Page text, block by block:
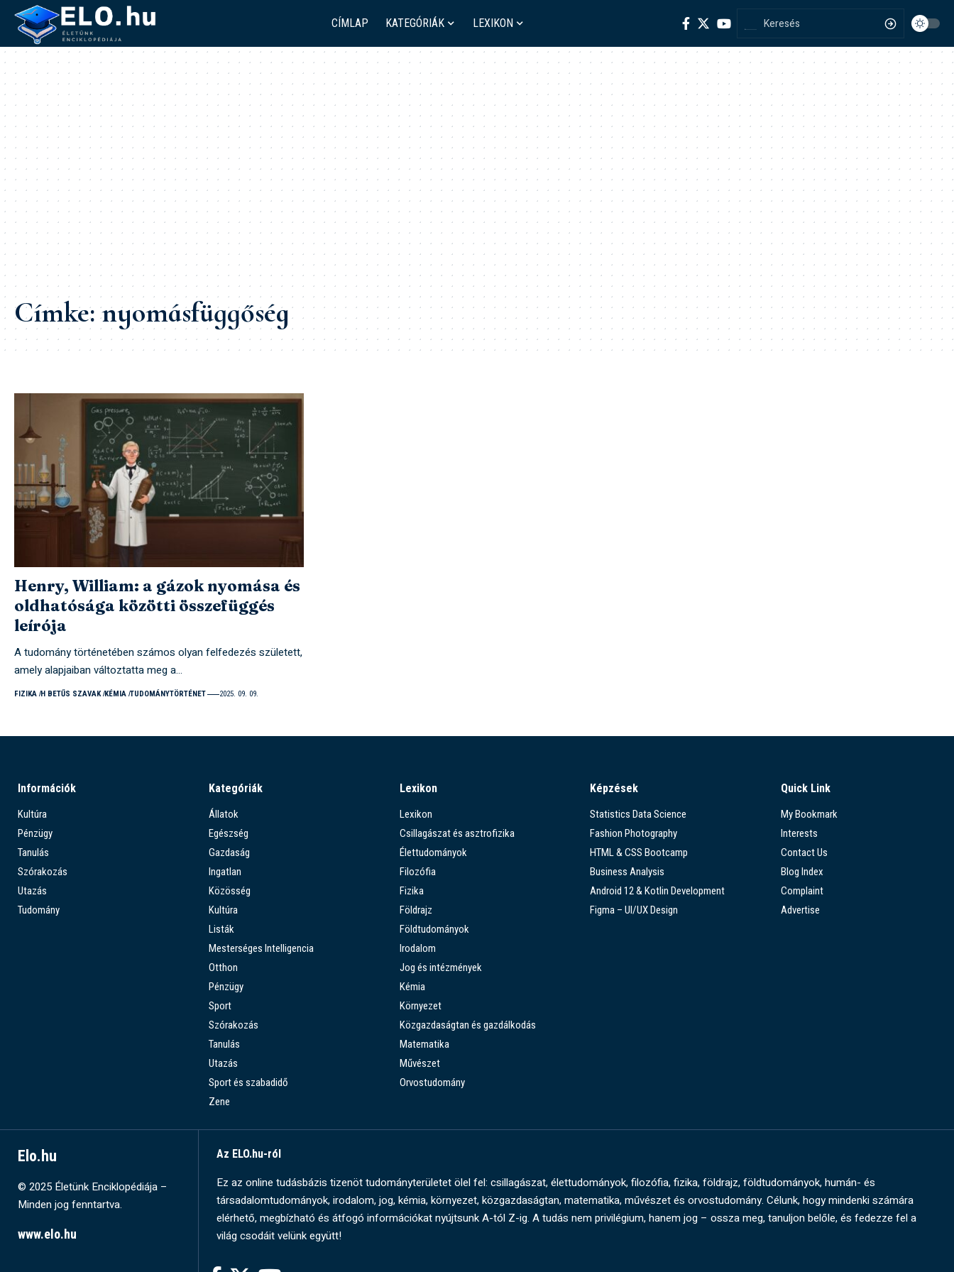
CÍMLAP KATEGÓRIÁK LEXIKON
Címke:nyomásfüggőség
Henry, William: a gázok nyomása és
oldhatósága közötti összefüggés
leírója
A tudomány történetében számos olyan felfedezés született,
amely alapjaiban változtatta meg a…
FIZIKA H BETŰS SZAVAK KÉMIA TUDOMÁNYTÖRTÉNET 2025. 09. 09.
Információk
Kultúra
Pénzügy
Tanulás
Szórakozás
Utazás
Tudomány
Kategóriák
Állatok
Egészség
Gazdaság
Ingatlan
Közösség
Kultúra
Listák
Mesterséges Intelligencia
Otthon
Pénzügy
Sport
Szórakozás
Tanulás
Utazás
Sport és szabadidő
Zene
Lexikon
Lexikon
Csillagászat és asztrofizika
Élettudományok
Filozófia
Fizika
Földrajz
Földtudományok
Irodalom
Jog és intézmények
Kémia
Környezet
Közgazdaságtan és gazdálkodás
Matematika
Művészet
Orvostudomány
Képzések
Statistics Data Science
Fashion Photography
HTML & CSS Bootcamp
Business Analysis
Android 12 & Kotlin Development
Figma – UI/UX Design
Quick Link
My Bookmark
Interests
Contact Us
Blog Index
Complaint
Advertise
Elo.hu
© 2025 Életünk Enciklopédiája –
Minden jog fenntartva.
www.elo.hu
Az ELO.hu-ról
Ez az online tudásbázis tizenöt tudományterületet ölel fel: csillagászat, élettudományok, filozófia, fizika, földrajz, földtudományok, humán- és
társadalomtudományok, irodalom, jog, kémia, környezet, közgazdaságtan, matematika, művészet és orvostudomány. Célunk, hogy mindenki számára
elérhető, megbízható és átfogó információkat nyújtsunk A-tól Z-ig. A tudás nem privilégium, hanem jog – ossza meg, tanuljon belőle, és fedezze fel a
világ csodáit velünk együtt!